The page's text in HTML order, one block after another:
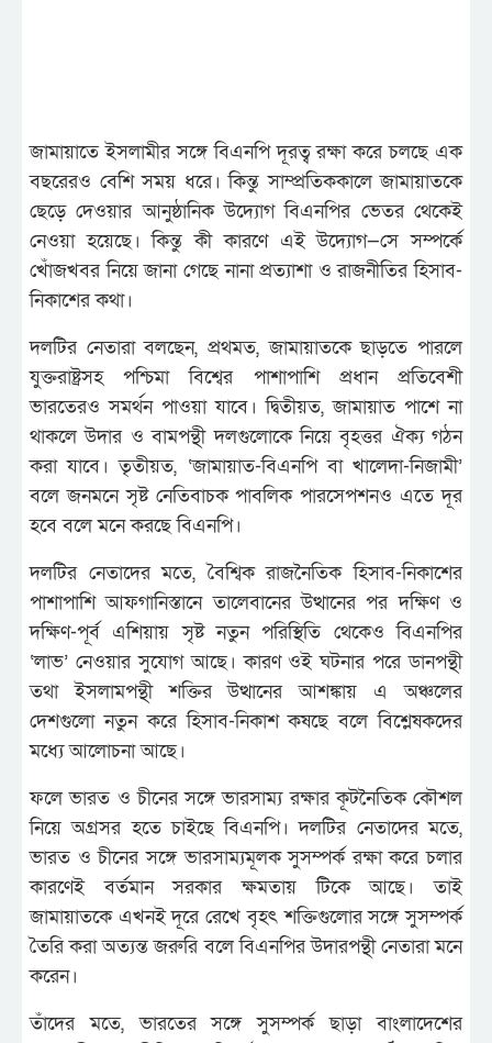
জামায়াতে ইসলামীর সঙ্গে বিএনপি দূরত্ব রক্ষা করে চলছে এক
বছরেরও বেশি সময় ধরে। কিন্তু সাম্প্রতিককালে জামায়াতকে
ছেড়ে দেওয়ার আনুষ্ঠানিক উদ্যোগ বিএনপির ভেতর থেকেই
নেওয়া হয়েছে। কিন্তু কী কারণে এই উদ্যোগ—সে সম্পর্কে
খোঁজখবর নিয়ে জানা গেছে নানা প্রত্যাশা ও রাজনীতির হিসাব-
নিকাশের কথা।
দলটির নেতারা বলছেন, প্রথমত, জামায়াতকে ছাড়তে পারলে
যুক্তরাষ্ট্রসহ পশ্চিমা বিশ্বের পাশাপাশি প্রধান প্রতিবেশী
ভারতেরও সমর্থন পাওয়া যাবে। দ্বিতীয়ত, জামায়াত পাশে না
থাকলে উদার ও বামপন্থী দলগুলোকে নিয়ে বৃহত্তর ঐক্য গঠন
করা যাবে। তৃতীয়ত, ‘জামায়াত-বিএনপি বা খালেদা-নিজামী’
বলে জনমনে সৃষ্ট নেতিবাচক পাবলিক পারসেপশনও এতে দূর
হবে বলে মনে করছে বিএনপি।
দলটির নেতাদের মতে, বৈশ্বিক রাজনৈতিক হিসাব-নিকাশের
পাশাপাশি আফগানিস্তানে তালেবানের উত্থানের পর দক্ষিণ ও
দক্ষিণ-পূর্ব এশিয়ায় সৃষ্ট নতুন পরিস্থিতি থেকেও বিএনপির
‘লাভ’ নেওয়ার সুযোগ আছে। কারণ ওই ঘটনার পরে ডানপন্থী
তথা ইসলামপন্থী শক্তির উত্থানের আশঙ্কায় এ অঞ্চলের
দেশগুলো নতুন করে হিসাব-নিকাশ কষছে বলে বিশ্লেষকদের
মধ্যে আলোচনা আছে।
ফলে ভারত ও চীনের সঙ্গে ভারসাম্য রক্ষার কূটনৈতিক কৌশল
নিয়ে অগ্রসর হতে চাইছে বিএনপি। দলটির নেতাদের মতে,
ভারত ও চীনের সঙ্গে ভারসাম্যমূলক সুসম্পর্ক রক্ষা করে চলার
কারণেই বর্তমান সরকার ক্ষমতায় টিকে আছে। তাই
জামায়াতকে এখনই দূরে রেখে বৃহৎ শক্তিগুলোর সঙ্গে সুসম্পর্ক
তৈরি করা অত্যন্ত জরুরি বলে বিএনপির উদারপন্থী নেতারা মনে
করেন।
তাঁদের মতে, ভারতের সঙ্গে সুসম্পর্ক ছাড়া বাংলাদেশের